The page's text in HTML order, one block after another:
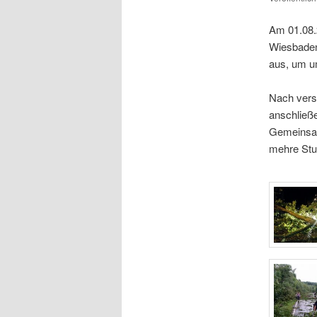
Am
aus, um
Nach
mehre